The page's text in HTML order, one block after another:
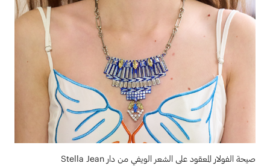
صيحة الفولار المعقود على الشعر الويفي من دار Stella Jean